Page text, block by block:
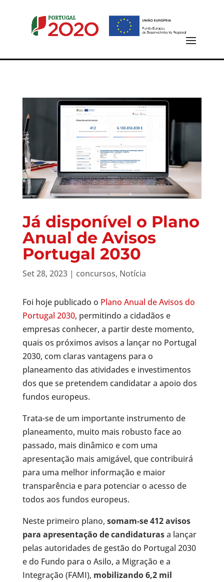
Já disponível o Plano
Anual de Avisos
Portugal 2030
Set 28, 2023| concursos, Notícia
Foi hoje publicado o Plano Anual de Avisos do
Portugal 2030, permitindo a cidadãos e
empresas conhecer, a partir deste momento,
quais os próximos avisos a lançar no Portugal
2030, com claras vantagens para o
planeamento das atividades e investimentos
dos que se pretendem candidatar a apoio dos
fundos europeus.
Trata-se de um importante instrumento de
planeamento, muito mais robusto face ao
passado, mais dinâmico e com uma
apresentação mais amigável, que contribuirá
para uma melhor informação e maior
transparência e para potenciar o acesso de
todos aos fundos europeus.
Neste primeiro plano, somam-se 412 avisos
para apresentação de candidaturasa lançar
pelas autoridades de gestão do Portugal 2030
e do Fundo para o Asilo, a Migração e a
Integração (FAMI), mobilizando 6,2 mil